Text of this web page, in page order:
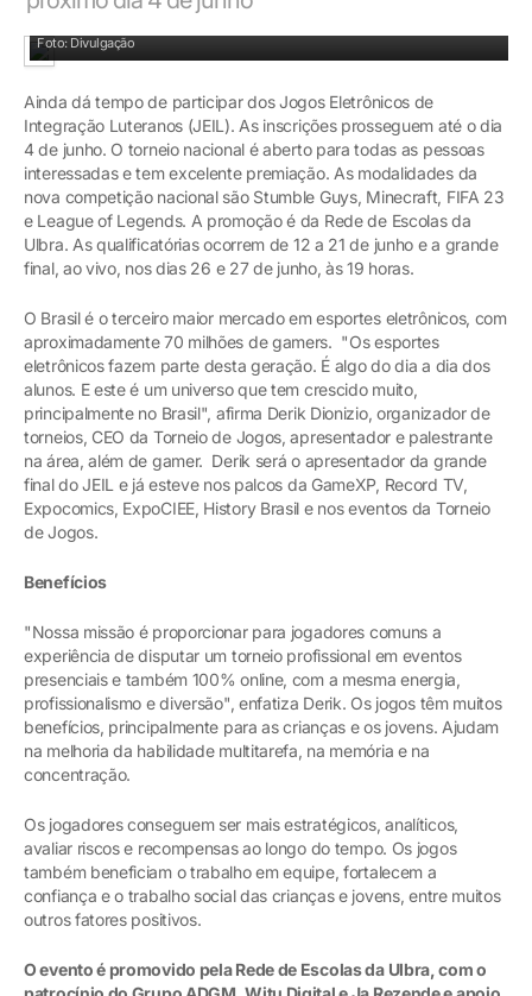
Foto: Divulgação
Ainda dá tempo de participar dos Jogos Eletrônicos de
Integração Luteranos (JEIL). As inscrições prosseguem até o dia
4 de junho. O torneio nacional é aberto para todas as pessoas
interessadas e tem excelente premiação. As modalidades da
nova competição nacional são Stumble Guys, Minecraft, FIFA 23
e League of Legends. A promoção é da Rede de Escolas da
Ulbra. As qualificatórias ocorrem de 12 a 21 de junho e a grande
final, ao vivo, nos dias 26 e 27 de junho, às 19 horas.
O Brasil é o terceiro maior mercado em esportes eletrônicos, com
aproximadamente 70 milhões de gamers. "Os esportes
eletrônicos fazem parte desta geração. É algo do dia a dia dos
alunos. E este é um universo que tem crescido muito,
principalmente no Brasil", afirma Derik Dionizio, organizador de
torneios, CEO da Torneio de Jogos, apresentador e palestrante
na área, além de gamer. Derik será o apresentador da grande
final do JEIL e já esteve nos palcos da GameXP, Record TV,
Expocomics, ExpoCIEE, History Brasil e nos eventos da Torneio
de Jogos.
Benefícios
"Nossa missão é proporcionar para jogadores comuns a
experiência de disputar um torneio profissional em eventos
presenciais e também 100% online, com a mesma energia,
profissionalismo e diversão", enfatiza Derik. Os jogos têm muitos
benefícios, principalmente para as crianças e os jovens. Ajudam
na melhoria da habilidade multitarefa, na memória e na
concentração.
Os jogadores conseguem ser mais estratégicos, analíticos,
avaliar riscos e recompensas ao longo do tempo. Os jogos
também beneficiam o trabalho em equipe, fortalecem a
confiança e o trabalho social das crianças e jovens, entre muitos
outros fatores positivos.
O evento é promovido pela Rede de Escolas da Ulbra, com o